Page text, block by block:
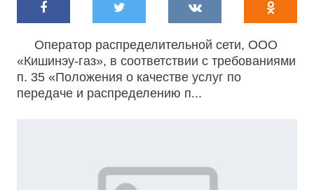
Оператор распределительной сети, ООО
«Кишинэу-газ», в соответствии с требованиями
п. 35 «Положения о качестве услуг по
передаче и распределению п...